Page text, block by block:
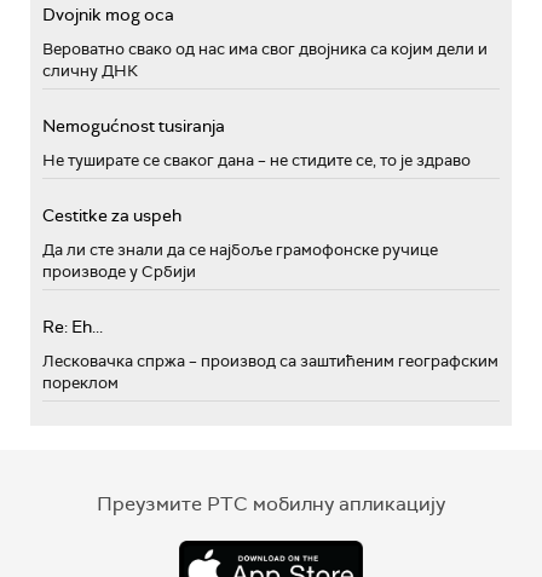
Dvojnik mog oca
Вероватно свако од нас има свог двојника са којим дели и
сличну ДНК
Nemogućnost tusiranja
Не туширате се сваког дана – не стидите се, то је здраво
Cestitke za uspeh
Да ли сте знали да се најбоље грамофонске ручице
производе у Србији
Re: Eh...
Лесковачка спржа – производ са заштићеним географским
пореклом
Преузмите РТС мобилну апликацију